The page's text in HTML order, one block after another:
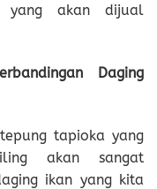
yang akan dijual
Daging
tapioka yang
akan sangat
ikan yang kita